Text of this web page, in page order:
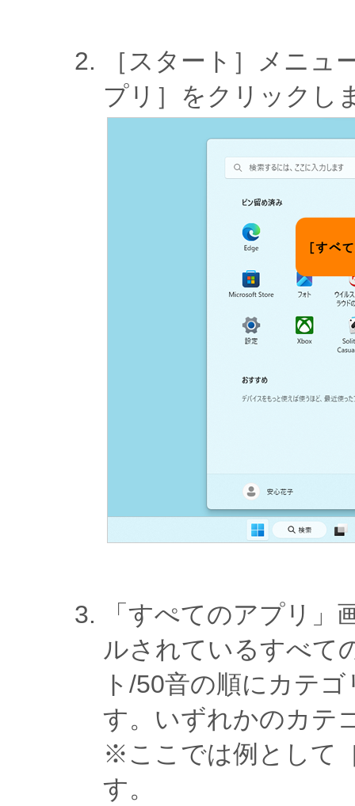
［スタート］メニ
プリ］をクリックし
「すぺてのアプリ
ルされているすべて
ト/50音の順にカテ
す。いずれかのカテ
※ここでは例として
す。